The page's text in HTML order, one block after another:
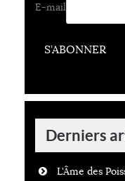
E-mail
S’ABONNER
Derniers
L'Âme des